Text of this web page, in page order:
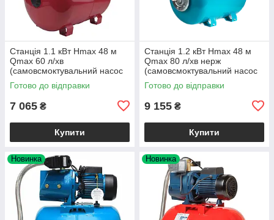
Станція 1.1 кВт Hmax 48 м
Qmax 60 л/хв
(самовсмоктувальний насос
неірж) 50 л Україна Wetron
Готово до відправки
7 065 ₴
Купити
Станція 1.2 кВт Hmax 48 м
Qmax 80 л/хв нерж
(самовсмоктувальний насос
нерж) 50 л Україна ТМ LEO
Готово до відправки
9 155 ₴
Купити
Новинка Новинка